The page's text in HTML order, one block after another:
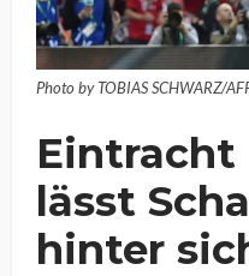
Photo by TOBIAS SCHWARZ/
lässt
hinter